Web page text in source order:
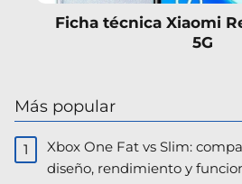
Ficha técnica Xiaomi
5G
Más popular
Xbox One Fat vs Slim:
diseño, rendimiento y